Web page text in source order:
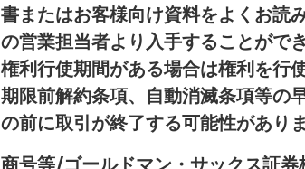
書またはお客様向け資料をよくお読
の営業担当者より入手することができ
権利行使期間がある場合は権利を行
期限前解約条項、自動消滅条項等の
の前に取引が終了する可能性がありま